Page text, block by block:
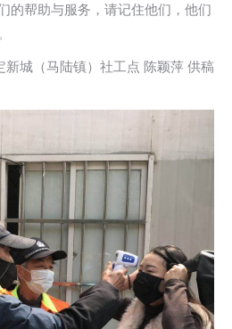
的帮助与服务，请记住他们，他们
新城（马陆镇）社工点 陈颖萍 供稿